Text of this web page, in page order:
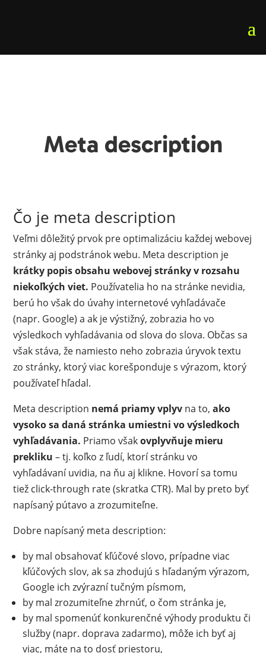
Meta description
Čo je meta description
Veľmi dôležitý prvok pre optimalizáciu každej webovej
stránky aj podstránok webu. Meta description je
krátky popis obsahu webovej stránky v rozsahu
niekoľkých viet. Používatelia ho na stránke nevidia,
berú ho však do úvahy internetové vyhľadávače
(napr. Google) a ak je výstižný, zobrazia ho vo
výsledkoch vyhľadávania od slova do slova. Občas sa
však stáva, že namiesto neho zobrazia úryvok textu
zo stránky, ktorý viac korešponduje s výrazom, ktorý
používateľ hľadal.
Meta description nemá priamy vplyv na to, ako
vysoko sa daná stránka umiestni vo výsledkoch
vyhľadávania. Priamo všakovplyvňuje mieru
prekliku – tj. koľko z ľudí, ktorí stránku vo
vyhľadávaní uvidia, na ňu aj klikne. Hovorí sa tomu
tiež click-through rate (skratka CTR). Mal by preto byť
napísaný pútavo a zrozumiteľne.
Dobre napísaný meta description:
by mal obsahovať kľúčové slovo, prípadne viac
kľúčových slov, ak sa zhodujú s hľadaným výrazom,
Google ich zvýrazní tučným písmom,
by mal zrozumiteľne zhrnúť, o čom stránka je,
by mal spomenúť konkurenčné výhody produktu či
služby (napr. doprava zadarmo), môže ich byť aj
viac, máte na to dosť priestoru,